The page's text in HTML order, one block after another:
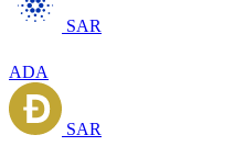
SAR
ADA
SAR